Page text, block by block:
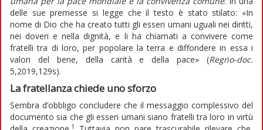
delle sue premesse si legge che il testo è stato stilato: «In
nome di Dio che ha creato tutti gli esseri umani uguali nei diritti,
nei doveri e nella dignità, e li ha chiamati a convivere come
fratelli tra di loro, per popolare la terra e diffondere in essa i
valori del bene, della carità e della pace» (Regno-doc.
5,2019,129s).
La fratellanza chiede uno sforzo
Sembra d’obbligo concludere che il messaggio complessivo del
documento sia che gli esseri umani siano fratelli tra loro in virtù
1